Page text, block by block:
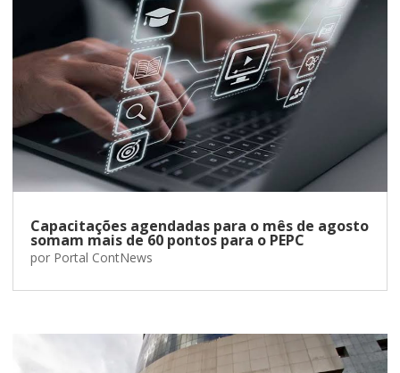
Capacitações agendadas para o mês de agosto
somam mais de 60 pontos para o PEPC
por Portal ContNews